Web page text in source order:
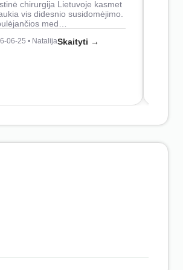
chirurgija Lietuvoje kasmet
vis didesnio susidomėjimo.
med…
06-25 • NatalijaSkaityti →